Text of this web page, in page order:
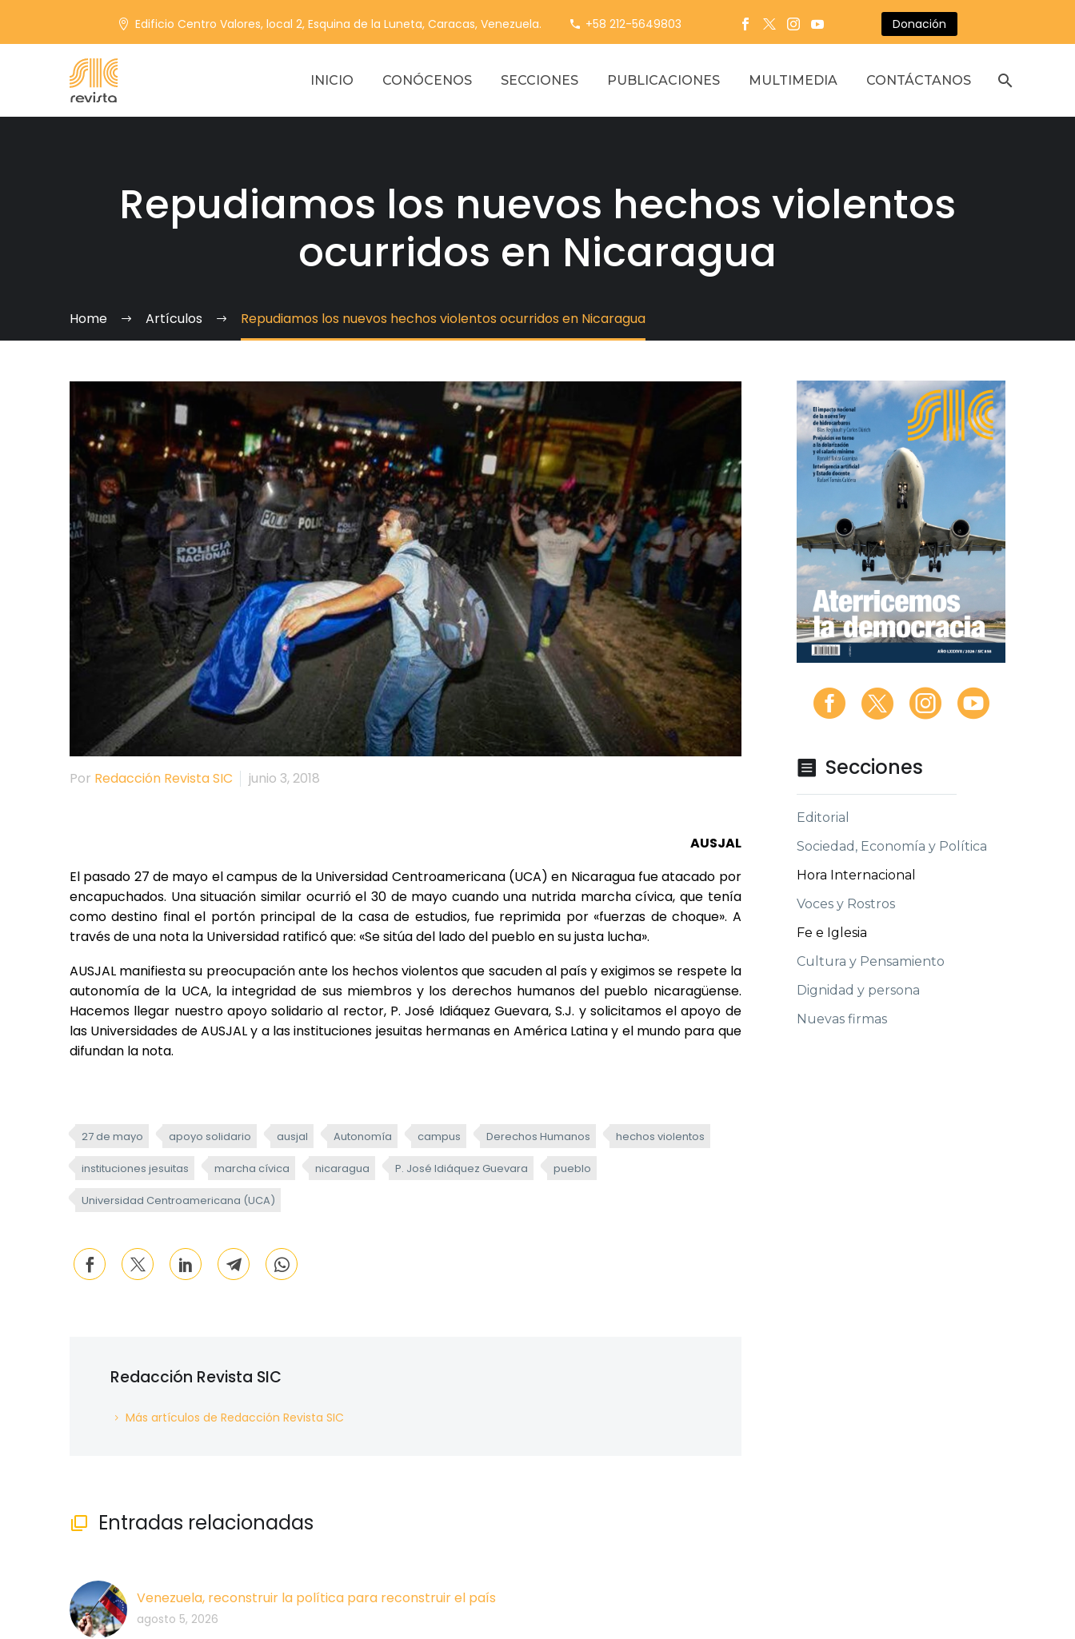
Edificio Centro Valores, local 2, Esquina de la Luneta, Caracas, Venezuela. +58 212-5649803 Donación
INICIO CONÓCENOS SECCIONES PUBLICACIONES MULTIMEDIA CONTÁCTANOS
Repudiamos los nuevos hechos violentos
ocurridos en Nicaragua
Home Artículos Repudiamos los nuevos hechos violentos ocurridos en Nicaragua
Por Redacción Revista SIC junio 3, 2018
AUSJAL
El pasado 27 de mayo el campus de la Universidad Centroamericana (UCA) en Nicaragua fue atacado por
encapuchados. Una situación similar ocurrió el 30 de mayo cuando una nutrida marcha cívica, que tenía
como destino final el portón principal de la casa de estudios, fue reprimida por «fuerzas de choque». A
través de una nota la Universidad ratificó que: «Se sitúa del lado del pueblo en su justa lucha».
AUSJAL manifiesta su preocupación ante los hechos violentos que sacuden al país y exigimos se respete la
autonomía de la UCA, la integridad de sus miembros y los derechos humanos del pueblo nicaragüense.
Hacemos llegar nuestro apoyo solidario al rector, P. José Idiáquez Guevara, S.J. y solicitamos el apoyo de
las Universidades de AUSJAL y a las instituciones jesuitas hermanas en América Latina y el mundo para que
difundan la nota.
27 de mayo apoyo solidario ausjal Autonomía campus Derechos Humanos hechos violentos
instituciones jesuitas marcha cívica nicaragua P. José Idiáquez Guevara pueblo
Universidad Centroamericana (UCA)
Redacción Revista SIC
Más artículos de Redacción Revista SIC
 Entradas relacionadas
Venezuela, reconstruir la política para reconstruir el país
agosto 5, 2026
 Secciones
Editorial
Sociedad, Economía y Política
Hora Internacional
Voces y Rostros
Fe e Iglesia
Cultura y Pensamiento
Dignidad y persona
Nuevas firmas